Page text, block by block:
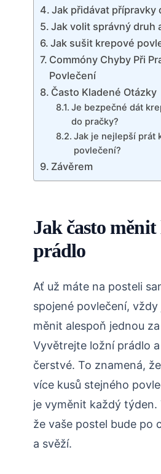
Jak přidávat přípravky
Jak volit správný druh
Jak sušit krepové
Commóny Chyby Při
Povlečení
Často Kladené Otázky
Je bezpečné dát
do pračky?
Jak je nejlepší prát
povlečení?
Závěrem
Jak často
prádlo
Ať už máte na posteli
spojené povlečení, vždy
měnit alespoň jednou
Vyvětrejte ložní prádlo
čerstvé. To znamená,
více kusů stejného
je vyměnit každý týden.
že vaše postel bude po
a svěží.